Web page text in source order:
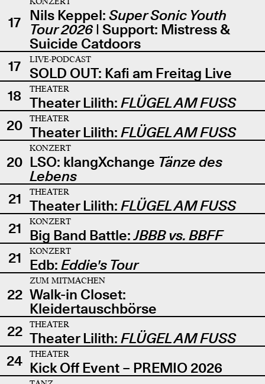
17 Nils Keppel: Super Sonic Youth
Tour 2026| Support: Mistress &
Suicide Catdoors
17
LIVE-PODCAST
SOLD OUT: Kafi am Freitag Live
18
THEATER
Theater Lilith: FLÜGEL AM FUSS
20
THEATER
Theater Lilith: FLÜGEL AM FUSS
20
KONZERT
LSO: klangXchange Tänze des
Lebens
21
THEATER
Theater Lilith: FLÜGEL AM FUSS
21
KONZERT
Big Band Battle:JBBB vs. BBFF
21
KONZERT
Edb: Eddie's Tour
22
ZUM MITMACHEN
Walk-in Closet:
Kleidertauschbörse
22
THEATER
Theater Lilith: FLÜGEL AM FUSS
24
THEATER
Kick Off Event – PREMIO 2026